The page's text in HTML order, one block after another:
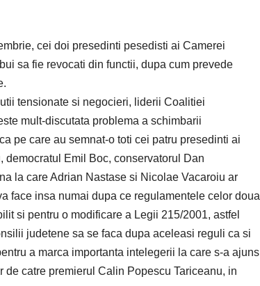
cei doi presedinti pesedisti ai Camerei
sa fie revocati din functii, dupa cum prevede
tensionate si negocieri, liderii Coalitiei
mult-discutata problema a schimbarii
pe care au semnat-o toti cei patru presedinti ai
Emil Boc, conservatorul Dan
la care Adrian Nastase si Nicolae Vacaroiu ar
face insa numai dupa ce regulamentele celor doua
si pentru o modificare a Legii 215/2001, astfel
judetene sa se faca dupa aceleasi reguli ca si
a marca importanta intelegerii la care s-a ajuns
catre premierul Calin Popescu Tariceanu, in